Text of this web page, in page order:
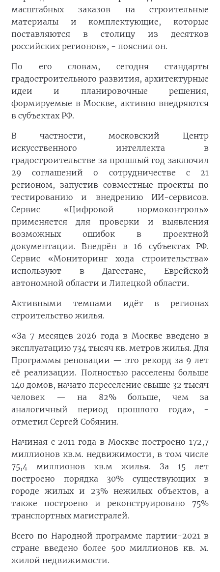
масштабных заказов на строительные
материалы и комплектующие, которые
поставляются в столицу из десятков
российских регионов», - пояснил он.
По его словам, сегодня стандарты
градостроительного развития, архитектурные
идеи и планировочные решения,
формируемые в Москве, активно внедряются
в субъектах РФ.
В частности, московский Центр
искусственного интеллекта в
градостроительстве за прошлый год заключил
29 соглашений о сотрудничестве с 21
регионом, запустив совместные проекты по
тестированию и внедрению ИИ-сервисов.
Сервис «Цифровой нормоконтроль»
применяется для проверки и выявления
возможных ошибок в проектной
документации. Внедрён в 16 субъектах РФ.
Сервис «Мониторинг хода строительства»
используют в Дагестане, Еврейской
автономной области и Липецкой области.
Активными темпами идёт в регионах
строительство жилья.
«За 7 месяцев 2026 года в Москве введено в
эксплуатацию 734 тысяч кв. метров жилья. Для
Программы реновации — это рекорд за 9 лет
её реализации. Полностью расселены больше
140 домов, начато переселение свыше 32 тысяч
человек — на 82% больше, чем за
аналогичный период прошлого года», -
отметил Сергей Собянин.
Начиная с 2011 года в Москве построено 172,7
миллионов кв.м. недвижимости, в том числе
75,4 миллионов кв.м жилья. За 15 лет
построено порядка 30% существующих в
городе жилых и 23% нежилых объектов, а
также построено и реконструировано 75%
транспортных магистралей.
Всего по Народной программе партии-2021 в
стране введено более 500 миллионов кв. м.
жилой недвижимости.